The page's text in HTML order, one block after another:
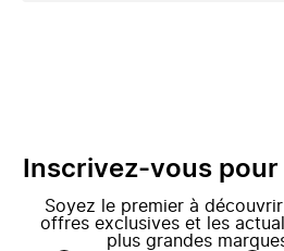
Inscrivez-vous
Soyez le premier à
offres exclusives et les
plus grandes